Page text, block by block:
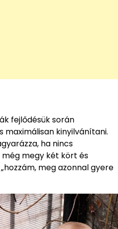
fejlődésük során
maximálisan kinyilvánítani.
ha nincs
még megy két kört és
meg azonnal gyere